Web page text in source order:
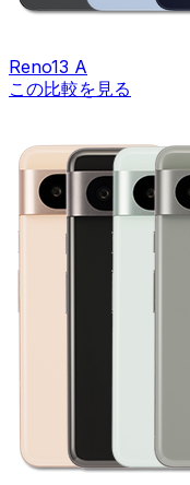
Reno13 A
この比較を見る